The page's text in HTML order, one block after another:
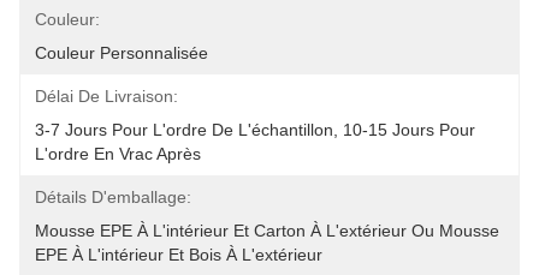
Couleur:
Couleur Personnalisée
Délai De Livraison:
3-7 Jours Pour L'ordre De L'échantillon, 10-15 Jours Pour
L'ordre En Vrac Après
Détails D'emballage:
Mousse EPE À L'intérieur Et Carton À L'extérieur Ou Mousse
EPE À L'intérieur Et Bois À L'extérieur